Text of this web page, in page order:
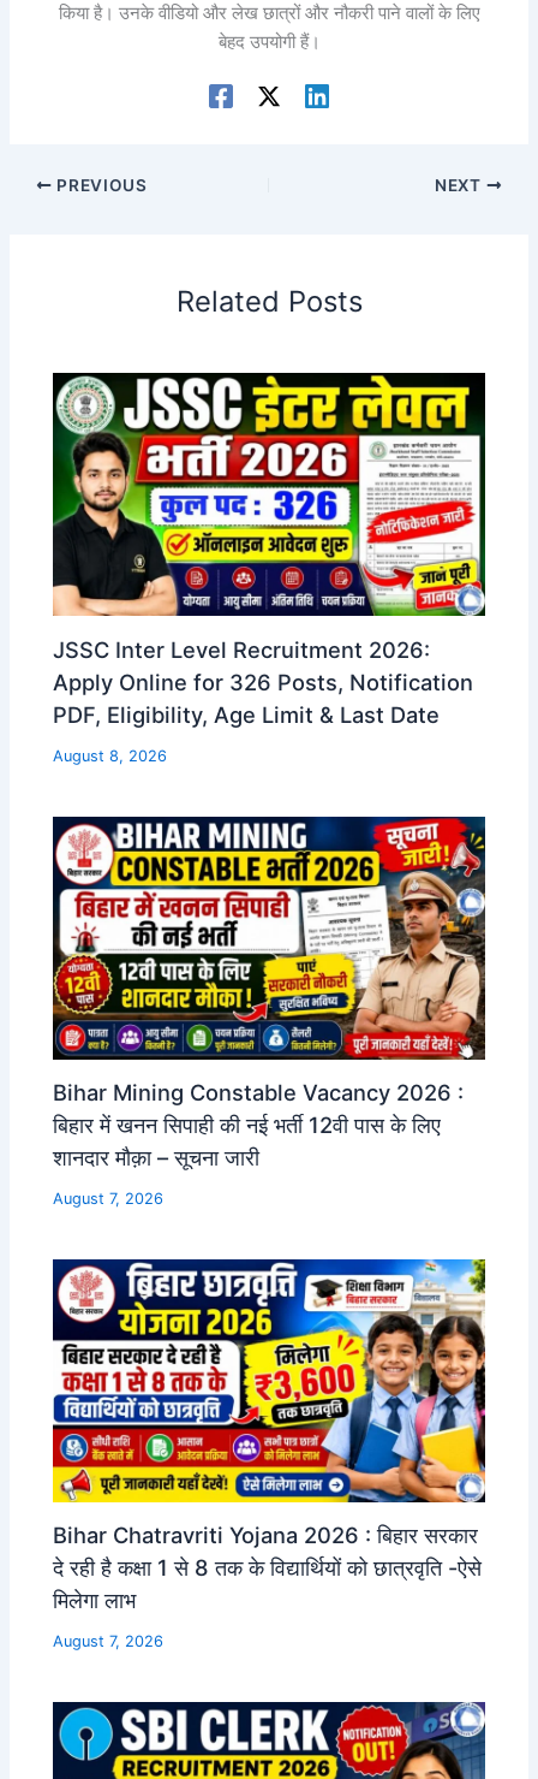
किया है। उनके वीडियो और लेख छात्रों और नौकरी पाने वालों के लिए
बेहद उपयोगी हैं।
PREVIOUS NEXT
Related Posts
JSSC Inter Level Recruitment 2026:
Apply Online for 326 Posts, Notification
PDF, Eligibility, Age Limit & Last Date
August 8, 2026
Bihar Mining Constable Vacancy 2026 :
बिहार में खनन सिपाही की नई भर्ती 12वी पास के लिए
शानदार मौक़ा – सूचना जारी
August 7, 2026
Bihar Chatravriti Yojana 2026 : बिहार सरकार
दे रही है कक्षा 1 से 8 तक के विद्यार्थियों को छात्रवृति -ऐसे
मिलेगा लाभ
August 7, 2026